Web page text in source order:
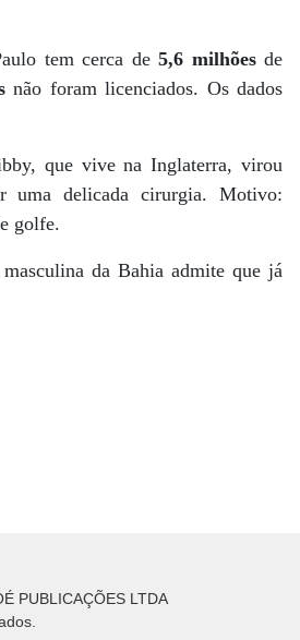
tem cerca de5,6 milhõesde
não foram licenciados. Os dados
que vive na Inglaterra, virou
uma delicada cirurgia. Motivo:
golfe.
da Bahia admite que já
PUBLICAÇÕES LTDA